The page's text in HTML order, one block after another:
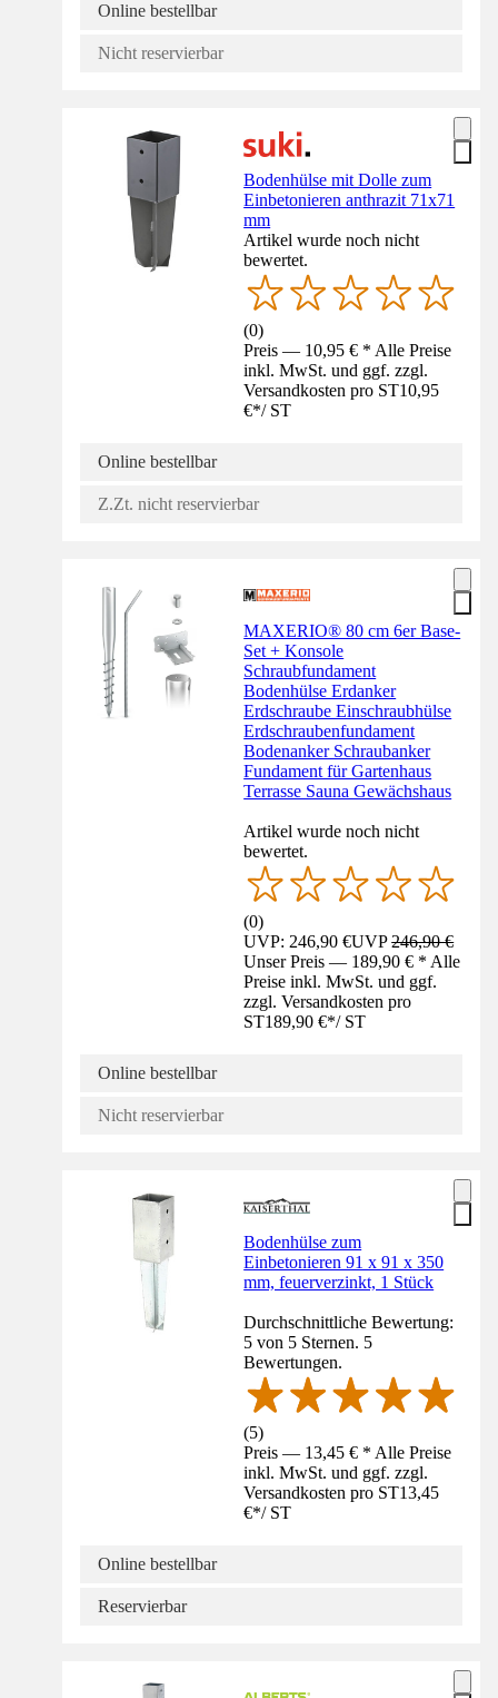
Online bestellbar
Nicht reservierbar
Bodenhülse mit Dolle zum
Einbetonieren anthrazit 71x71
mm
Artikel wurde noch nicht
bewertet.
(0)
Preis — 10,95 € * Alle Preise
inkl. MwSt. und ggf. zzgl.
Versandkosten pro ST10,95
€*/ ST
Online bestellbar
Z.Zt. nicht reservierbar
MAXERIO® 80 cm 6er Base-
Set + Konsole
Schraubfundament
Bodenhülse Erdanker
Erdschraube Einschraubhülse
Erdschraubenfundament
Bodenanker Schraubanker
Fundament für Gartenhaus
Terrasse Sauna Gewächshaus
Artikel wurde noch nicht
bewertet.
(0)
UVP: 246,90 €UVP246,90 €
Unser Preis — 189,90 € * Alle
Preise inkl. MwSt. und ggf.
zzgl. Versandkosten pro
ST189,90 €*/ ST
Online bestellbar
Nicht reservierbar
Bodenhülse zum
Einbetonieren 91 x 91 x 350
mm, feuerverzinkt, 1 Stück
Durchschnittliche Bewertung:
5 von 5 Sternen. 5
Bewertungen.
(5)
Preis — 13,45 € * Alle Preise
inkl. MwSt. und ggf. zzgl.
Versandkosten pro ST13,45
€*/ ST
Online bestellbar
Reservierbar